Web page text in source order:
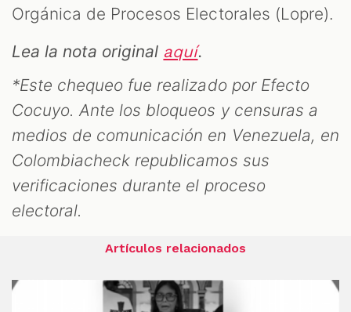
Orgánica de Procesos Electorales (Lopre).
Lea la nota original aquí.
*Este chequeo fue realizado por Efecto
Cocuyo. Ante los bloqueos y censuras a
medios de comunicación en Venezuela, en
Colombiacheck republicamos sus
verificaciones durante el proceso
electoral.
Artículos relacionados